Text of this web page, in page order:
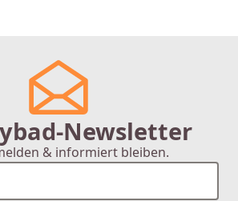
Newsletter
& informiert bleiben.